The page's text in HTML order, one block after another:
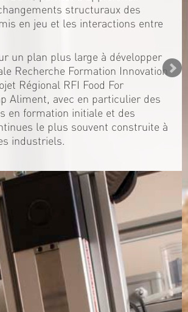
structuraux des
en jeu et les interactions entre
un plan plus large à développer
Recherche Formation Innovation
Régional RFI Food For
Aliment, avec en particulier des
en formation initiale et des
le plus souvent construite à
industriels.